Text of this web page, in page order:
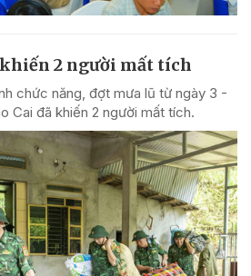
2 người mất tích
chức năng, đợt mưa lũ từ ngày 3 -
Cai đã khiến 2 người mất tích.